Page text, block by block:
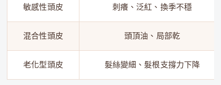
敏感性頭皮 刺癢、泛紅、換季不穩
混合性頭皮 頭頂油、局部乾
老化型頭皮 髮絲變細、髮根支撐力下降